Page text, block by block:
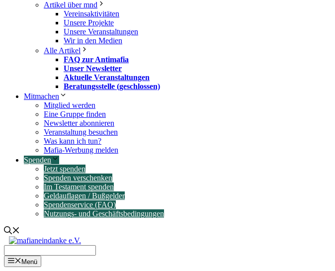
Artikel über mnd
Vereinsaktivitäten
Unsere Projekte
Unsere Veranstaltungen
Wir in den Medien
Alle Artikel
FAQ zur Antimafia
Unser Newsletter
Aktuelle Veranstaltungen
Beratungsstelle (geschlossen)
Mitmachen
Mitglied werden
Eine Gruppe finden
Newsletter abonnieren
Veranstaltung besuchen
Was kann ich tun?
Mafia-Werbung melden
Spenden
Jetzt spenden
Spenden verschenken
Im Testament spenden
Geldauflagen / Bußgelder
Spendenservice (FAQ)
Nutzungs- und Geschäftsbedingungen
Menü